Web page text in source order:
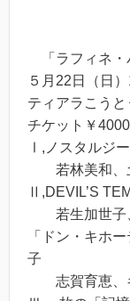
「ラフィネ・
５月22日（日
ティアラこう
チケット￥4000
Ⅰ,ノスタルジ
若林美和、
Ⅱ,DEVIL’S
若生加世子
「ドン・キホ
子
志賀育恵、